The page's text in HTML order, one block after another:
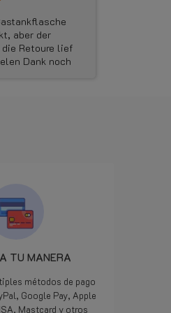
el destino
aber der
Retoure lief
Dank noch
TU MANERA
métodos de pago
Google Pay, Apple
Mastcard y otros